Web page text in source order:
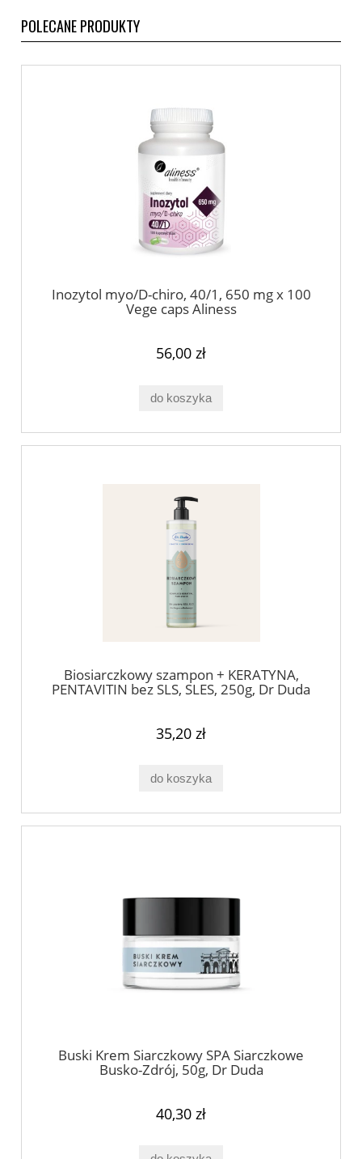
POLECANE PRODUKTY
Inozytol myo/D-chiro, 40/1, 650 mg x 100
Vege caps Aliness
56,00 zł
do koszyka
Biosiarczkowy szampon + KERATYNA,
PENTAVITIN bez SLS, SLES, 250g, Dr Duda
35,20 zł
do koszyka
Buski Krem Siarczkowy SPA Siarczkowe
Busko-Zdrój, 50g, Dr Duda
40,30 zł